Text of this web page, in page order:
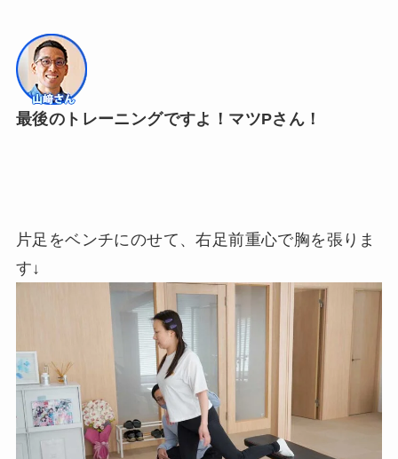
最後のトレーニングですよ！マツPさん！
片足をベンチにのせて、右足前重心で胸を張りま
す↓